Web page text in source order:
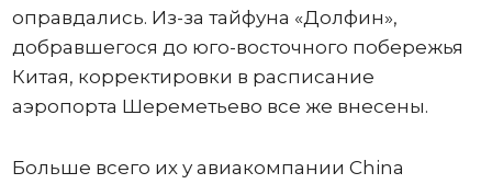
оправдались. Из-за тайфуна «Долфин»,
добравшегося до юго-восточного побережья
Китая, корректировки в расписание
аэропорта Шереметьево все же внесены.
Больше всего их у авиакомпании China